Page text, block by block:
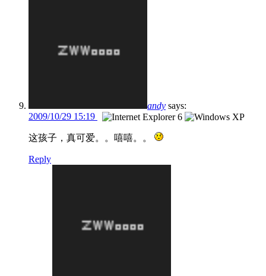
andy says:
2009/10/29 15:19
这孩子，真可爱。。嘻嘻。。
Reply